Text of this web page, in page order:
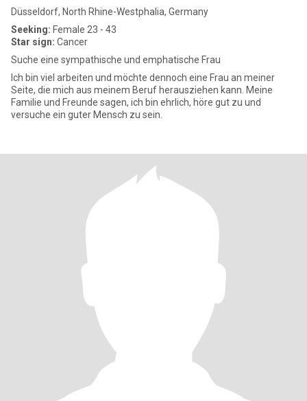
Düsseldorf, North Rhine-Westphalia, Germany
Seeking: Female 23 - 43
Star sign: Cancer
Suche eine sympathische und emphatische Frau
Ich bin viel arbeiten und möchte dennoch eine Frau an meiner
Seite, die mich aus meinem Beruf herausziehen kann. Meine
Familie und Freunde sagen, ich bin ehrlich, höre gut zu und
versuche ein guter Mensch zu sein.